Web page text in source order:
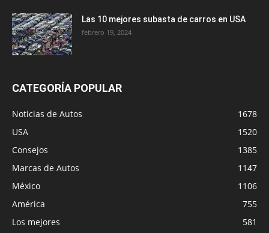
Las 10 mejores subasta de carros en USA
febrero 19, 2024
CATEGORÍA POPULAR
Noticias de Autos
1678
USA
1520
Consejos
1385
Marcas de Autos
1147
México
1106
América
755
Los mejores
581